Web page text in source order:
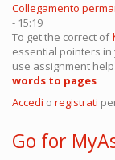
Collegamento
- 15:19
To get the correct of
essential pointers in
use assignment
words to pages
Accedi o registrati
Go for